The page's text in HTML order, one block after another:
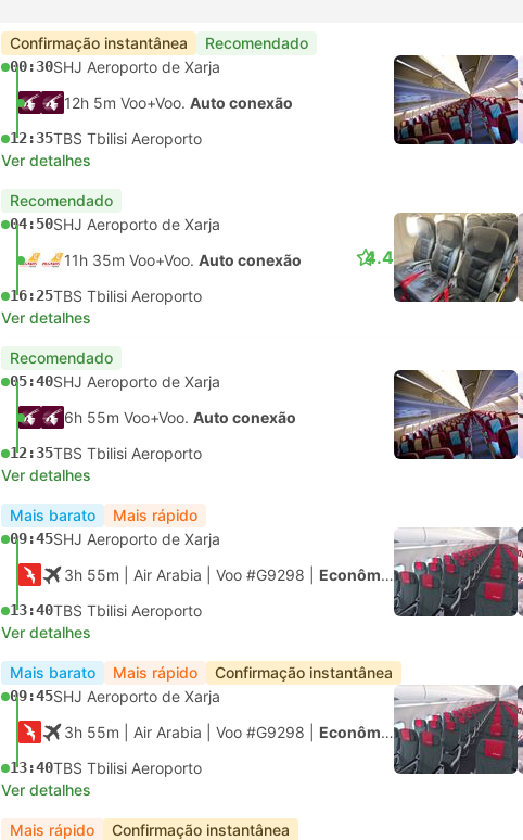
Confirmação instantânea Recomendado
00:30SHJ Aeroporto de Xarja
12h 5m Voo+Voo. Auto conexão
12:35TBS Tbilisi Aeroporto
Ver detalhes
Recomendado
04:50SHJ Aeroporto de Xarja
11h 35m Voo+Voo. Auto conexão
16:25TBS Tbilisi Aeroporto
4.4
Ver detalhes
Recomendado
05:40SHJ Aeroporto de Xarja
6h 55m Voo+Voo. Auto conexão
12:35TBS Tbilisi Aeroporto
Ver detalhes
Mais barato Mais rápido
09:45SHJ Aeroporto de Xarja
3h 55m | Air Arabia Voo #G9298 Econômica
13:40TBS Tbilisi Aeroporto
Ver detalhes
Mais barato Mais rápido Confirmação instantânea
09:45SHJ Aeroporto de Xarja
3h 55m | Air Arabia Voo #G9298 Econômica
13:40TBS Tbilisi Aeroporto
Ver detalhes
Mais rápido Confirmação instantânea